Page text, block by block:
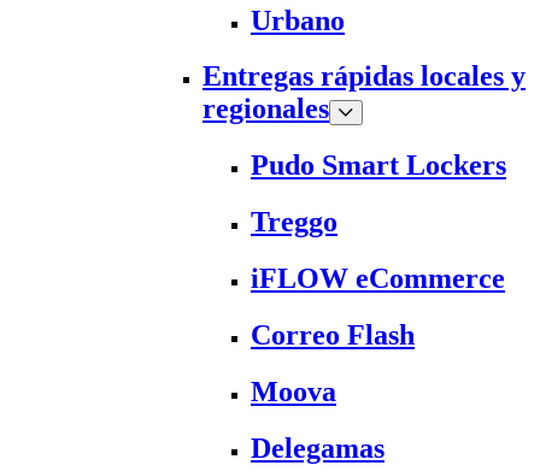
Urbano
Entregas rápidas locales y
regionales
Pudo Smart Lockers
Treggo
iFLOW eCommerce
Correo Flash
Moova
Delegamas